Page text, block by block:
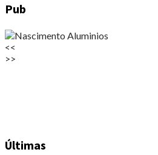
Pub
<<
>>
Últimas